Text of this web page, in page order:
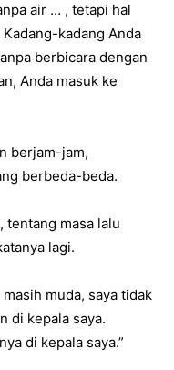
air … , tetapi hal
kadang Anda
berbicara dengan
Anda masuk ke
berjam-jam,
berbeda-beda.
tentang masa lalu
lagi.
muda, saya tidak
di kepala saya.
di kepala saya.”